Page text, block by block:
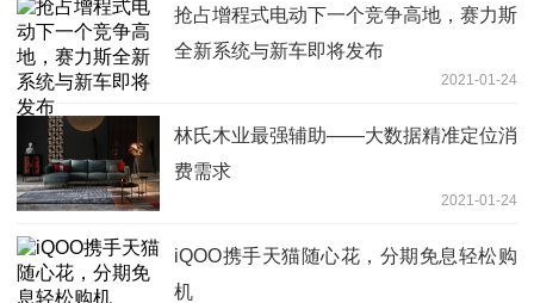
抢占增程式电动下一个竞争高地，赛力斯
全新系统与新车即将发布
2021-01-24
林氏木业最强辅助——大数据精准定位消
费需求
2021-01-24
iQOO携手天猫随心花，分期免息轻松购
机